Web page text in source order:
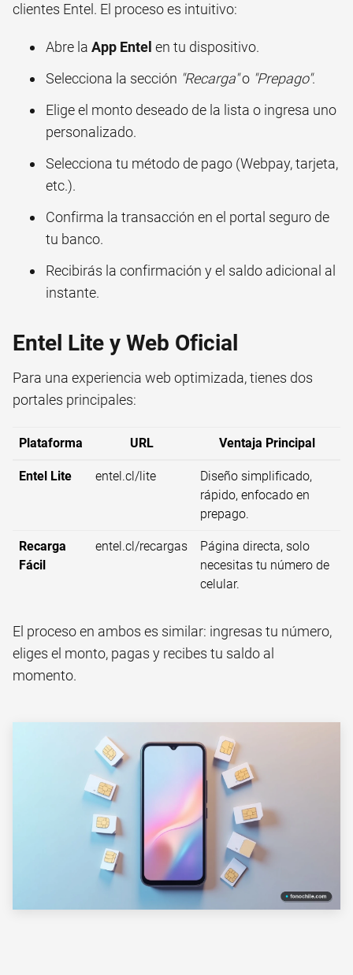
clientes Entel. El proceso es intuitivo:
Abre la App Entel en tu dispositivo.
Selecciona la sección "Recarga"o "Prepago".
Elige el monto deseado de la lista o ingresa uno
personalizado.
Selecciona tu método de pago (Webpay, tarjeta,
etc.).
Confirma la transacción en el portal seguro de
tu banco.
Recibirás la confirmación y el saldo adicional al
instante.
Entel Lite y Web Oficial
Para una experiencia web optimizada, tienes dos
portales principales:
Plataforma URL Ventaja Principal
Entel Lite entel.cl/lite
Diseño simplificado,
rápido, enfocado en
prepago.
Recarga
Fácil
entel.cl/recargas
Página directa, solo
necesitas tu número de
celular.
El proceso en ambos es similar: ingresas tu número,
eliges el monto, pagas y recibes tu saldo al
momento.